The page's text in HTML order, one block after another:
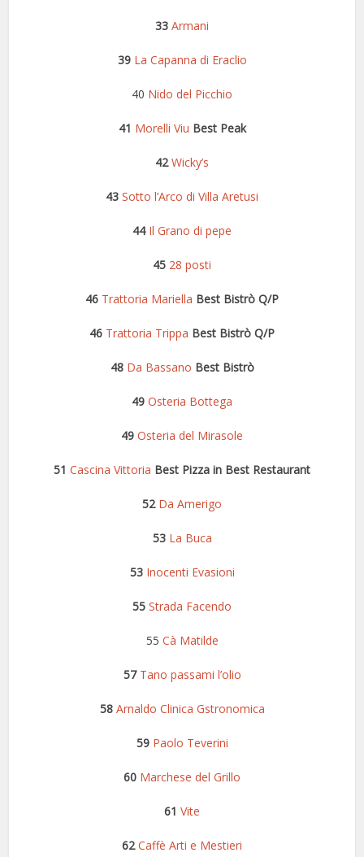
33 Armani
39 La Capanna di Eraclio
40 Nido del Picchio
41 Morelli Viu Best Peak
42 Wicky’s
43 Sotto l’Arco di Villa Aretusi
44 Il Grano di pepe
45 28 posti
46 Trattoria Mariella Best Bistrò Q/P
46 Trattoria Trippa Best Bistrò Q/P
48 Da Bassano Best Bistrò
49 Osteria Bottega
49 Osteria del Mirasole
51 Cascina Vittoria Best Pizza in Best Restaurant
52 Da Amerigo
53 La Buca
53 Inocenti Evasioni
55 Strada Facendo
55 Cà Matilde
57 Tano passami l’olio
58 Arnaldo Clinica Gstronomica
59 Paolo Teverini
60 Marchese del Grillo
61 Vite
62 Caffè Arti e Mestieri